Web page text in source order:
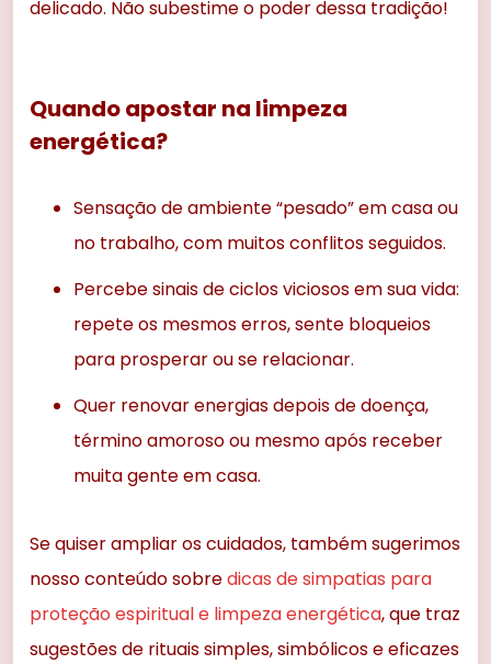
delicado. Não subestime o poder dessa tradição!
Quando apostar na limpeza
energética?
Sensação de ambiente “pesado” em casa ou
no trabalho, com muitos conflitos seguidos.
Percebe sinais de ciclos viciosos em sua vida:
repete os mesmos erros, sente bloqueios
para prosperar ou se relacionar.
Quer renovar energias depois de doença,
término amoroso ou mesmo após receber
muita gente em casa.
Se quiser ampliar os cuidados, também sugerimos
nosso conteúdo sobredicas de simpatias para
proteção espiritual e limpeza energética, que traz
sugestões de rituais simples, simbólicos e eficazes